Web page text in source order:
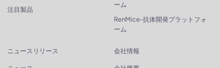
注目製品
ーム
RenMice-抗体開発プラットフォ
ーム
ニュースリリース 会社情報